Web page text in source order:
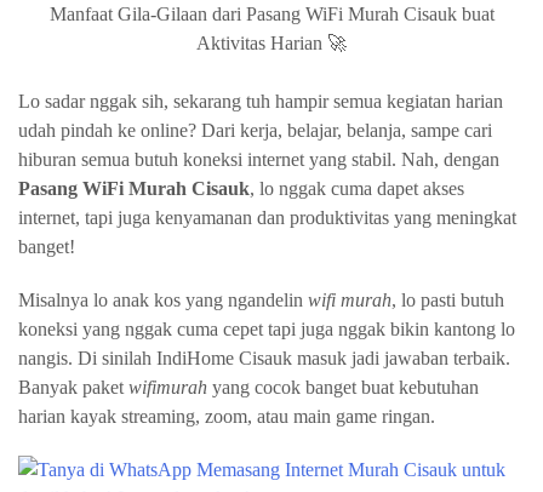
Manfaat Gila-Gilaan dari Pasang WiFi Murah Cisauk buat
Aktivitas Harian 🚀
Lo sadar nggak sih, sekarang tuh hampir semua kegiatan harian
udah pindah ke online? Dari kerja, belajar, belanja, sampe cari
hiburan semua butuh koneksi internet yang stabil. Nah, dengan
Pasang WiFi Murah Cisauk, lo nggak cuma dapet akses
internet, tapi juga kenyamanan dan produktivitas yang meningkat
banget!
Misalnya lo anak kos yang ngandelin wifi murah, lo pasti butuh
koneksi yang nggak cuma cepet tapi juga nggak bikin kantong lo
nangis. Di sinilah IndiHome Cisauk masuk jadi jawaban terbaik.
Banyak paket wifimurah yang cocok banget buat kebutuhan
harian kayak streaming, zoom, atau main game ringan.